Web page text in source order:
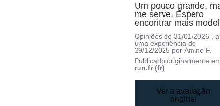
Um pouco grande,
me serve. Espero
encontrar mais
Opiniões de31/01/2026
,
uma experiência de
29/12/2025 porAmine F.
Publicado originalmente
run.fr (fr)
Ver a avaliação
original